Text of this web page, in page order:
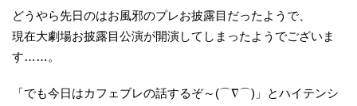
どうやら先日のはお風邪のプレお披露目だったようで、
現在大劇場お披露目公演が開演してしまったようでございま
す……。
「でも今日はカフェブレの話するぞ～(⌒∇⌒)」とハイテンシ